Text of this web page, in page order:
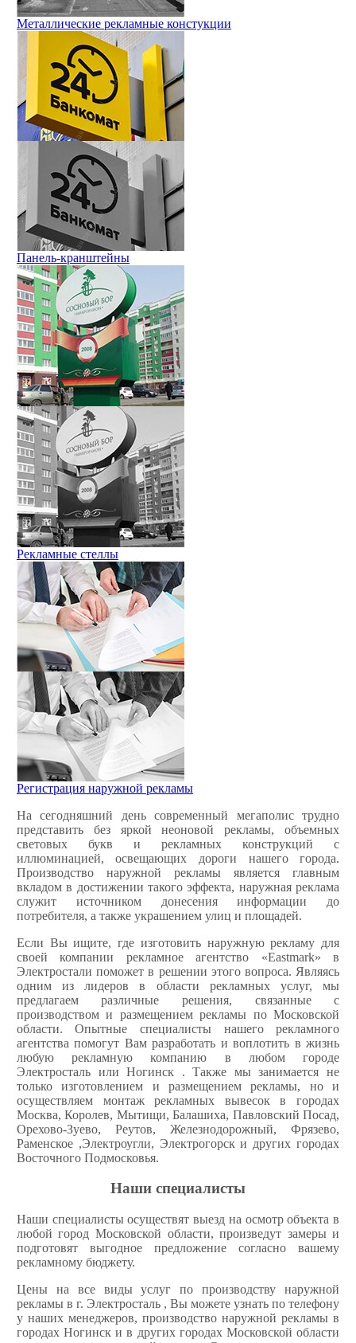
Металлические рекламные констукции
Панель-кранштейны
Рекламные стеллы
Регистрация наружной рекламы
На сегодняшний день современный мегаполис трудно
представить без яркой неоновой рекламы, объемных
световых букв и рекламных конструкций с
иллюминацией, освещающих дороги нашего города.
Производство наружной рекламы является главным
вкладом в достижении такого эффекта, наружная реклама
служит источником донесения информации до
потребителя, а также украшением улиц и площадей.
Если Вы ищите, где изготовить наружную рекламу для
своей компании рекламное агентство «Eastmark» в
Электростали поможет в решении этого вопроса. Являясь
одним из лидеров в области рекламных услуг, мы
предлагаем различные решения, связанные с
производством и размещением рекламы по Московской
области. Опытные специалисты нашего рекламного
агентства помогут Вам разработать и воплотить в жизнь
любую рекламную компанию в любом городе
Электросталь или Ногинск . Также мы занимается не
только изготовлением и размещением рекламы, но и
осуществляем монтаж рекламных вывесок в городах
Москва, Королев, Мытищи, Балашиха, Павловский Посад,
Орехово-Зуево, Реутов, Железнодорожный, Фрязево,
Раменское ,Электроугли, Электрогорск и других городах
Восточного Подмосковья.
Наши специалисты
Наши специалисты осуществят выезд на осмотр объекта в
любой город Московской области, произведут замеры и
подготовят выгодное предложение согласно вашему
рекламному бюджету.
Цены на все виды услуг по производству наружной
рекламы в г. Электросталь , Вы можете узнать по телефону
у наших менеджеров, производство наружной рекламы в
городах Ногинск и в других городах Московской области